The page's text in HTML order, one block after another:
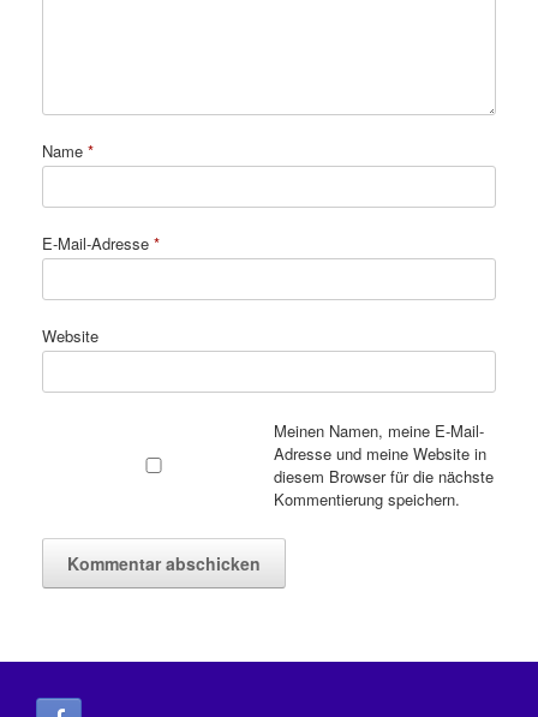
Name *
E-Mail-Adresse *
Website
Meinen Namen, meine E-Mail-
Adresse und meine Website in
diesem Browser für die nächste
Kommentierung speichern.